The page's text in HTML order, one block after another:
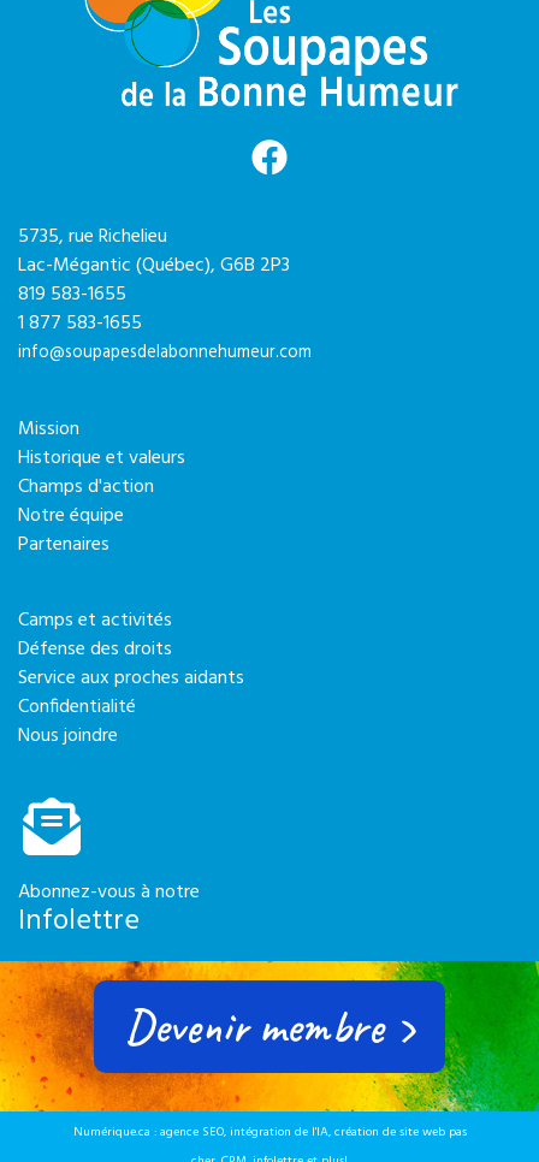
5735, rue Richelieu
Lac-Mégantic (Québec),G6B 2P3
819 583-1655
1 877 583-1655
info@soupapesdelabonnehumeur.com
Mission
Historique et valeurs
Champs d'action
Notre équipe
Partenaires
Camps et activités
Défense des droits
Service aux proches aidants
Confidentialité
Nous joindre
Abonnez-vous à notre
Infolettre
Devenir membre ›
Numérique.ca :agence SEO,intégration de l'IA,création de site web pas